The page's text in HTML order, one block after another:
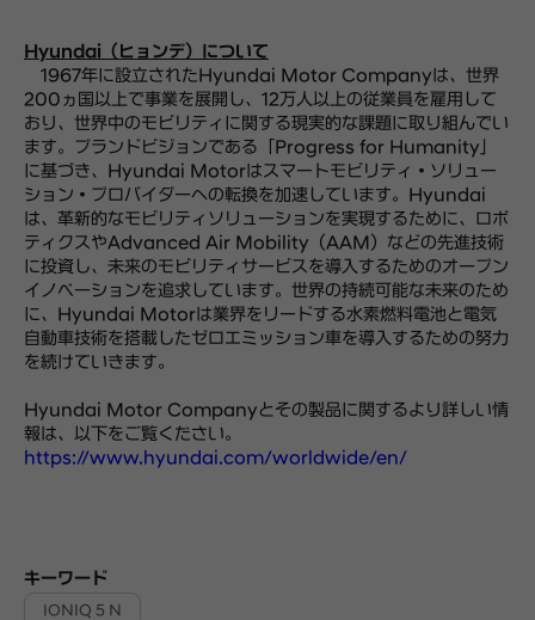
Hyundai（ヒョンデ）について
1967年に設立されたHyundai Motor Companyは、世界
200ヵ国以上で事業を展開し、12万人以上の従業員を雇用して
おり、世界中のモビリティに関する現実的な課題に取り組んでい
ます。ブランドビジョンである「Progress for Humanity」
に基づき、Hyundai Motorはスマートモビリティ・ソリュー
ション・プロバイダーへの転換を加速しています。Hyundai
は、革新的なモビリティソリューションを実現するために、ロボ
ティクスやAdvanced Air Mobility（AAM）などの先進技術
に投資し、未来のモビリティサービスを導入するためのオープン
イノベーションを追求しています。世界の持続可能な未来のため
に、Hyundai Motorは業界をリードする水素燃料電池と電気
自動車技術を搭載したゼロエミッション車を導入するための努力
を続けていきます。
Hyundai Motor Companyとその製品に関するより詳しい情
報は、以下をご覧ください。
https://www.hyundai.com/worldwide/en/
キーワード
IONIQ 5 N